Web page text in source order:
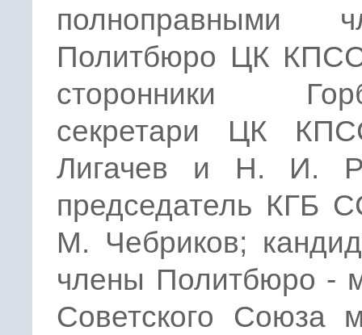
полноправными
Политбюро ЦК
сторонники
секретари ЦК
Лигачев и Н. И.
председатель КГБ
М. Чебриков;
члены Политбюро -
Советского Союза